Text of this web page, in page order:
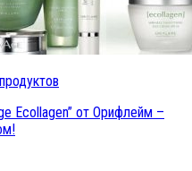
Ecollagen” от Орифлейм –